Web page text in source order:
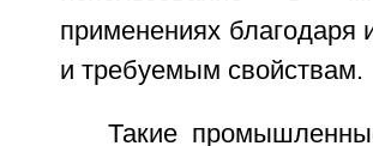
применениях благодаря
и требуемым свойствам.
Такие